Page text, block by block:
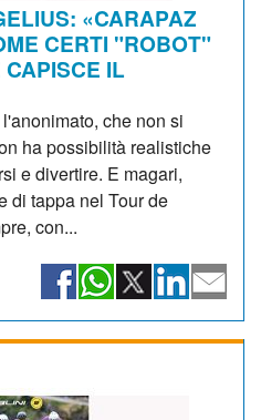
«CARAPAZ
CERTI "ROBOT"
IL
che non si
ha possibilità realistiche
e divertire. E magari,
di tappa nel Tour de
con...